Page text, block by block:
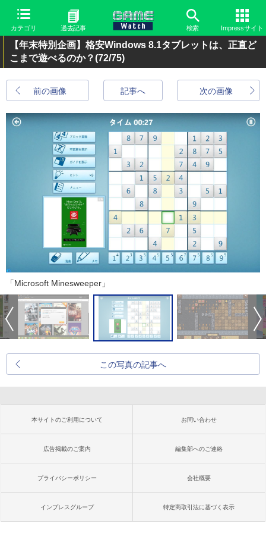
カテゴリ 過去記事 検索 Impressサイト
【年末特別企画】格安Windows 8.1タブレットは、正直ど
こまで遊べるのか？(72/75)
前の画像 次の画像
記事へ
「Microsoft Minesweeper」
この写真の記事へ
本サイトのご利用について お問い合わせ
広告掲載のご案内 編集部へのご連絡
プライバシーポリシー 会社概要
インプレスグループ 特定商取引法に基づく表示